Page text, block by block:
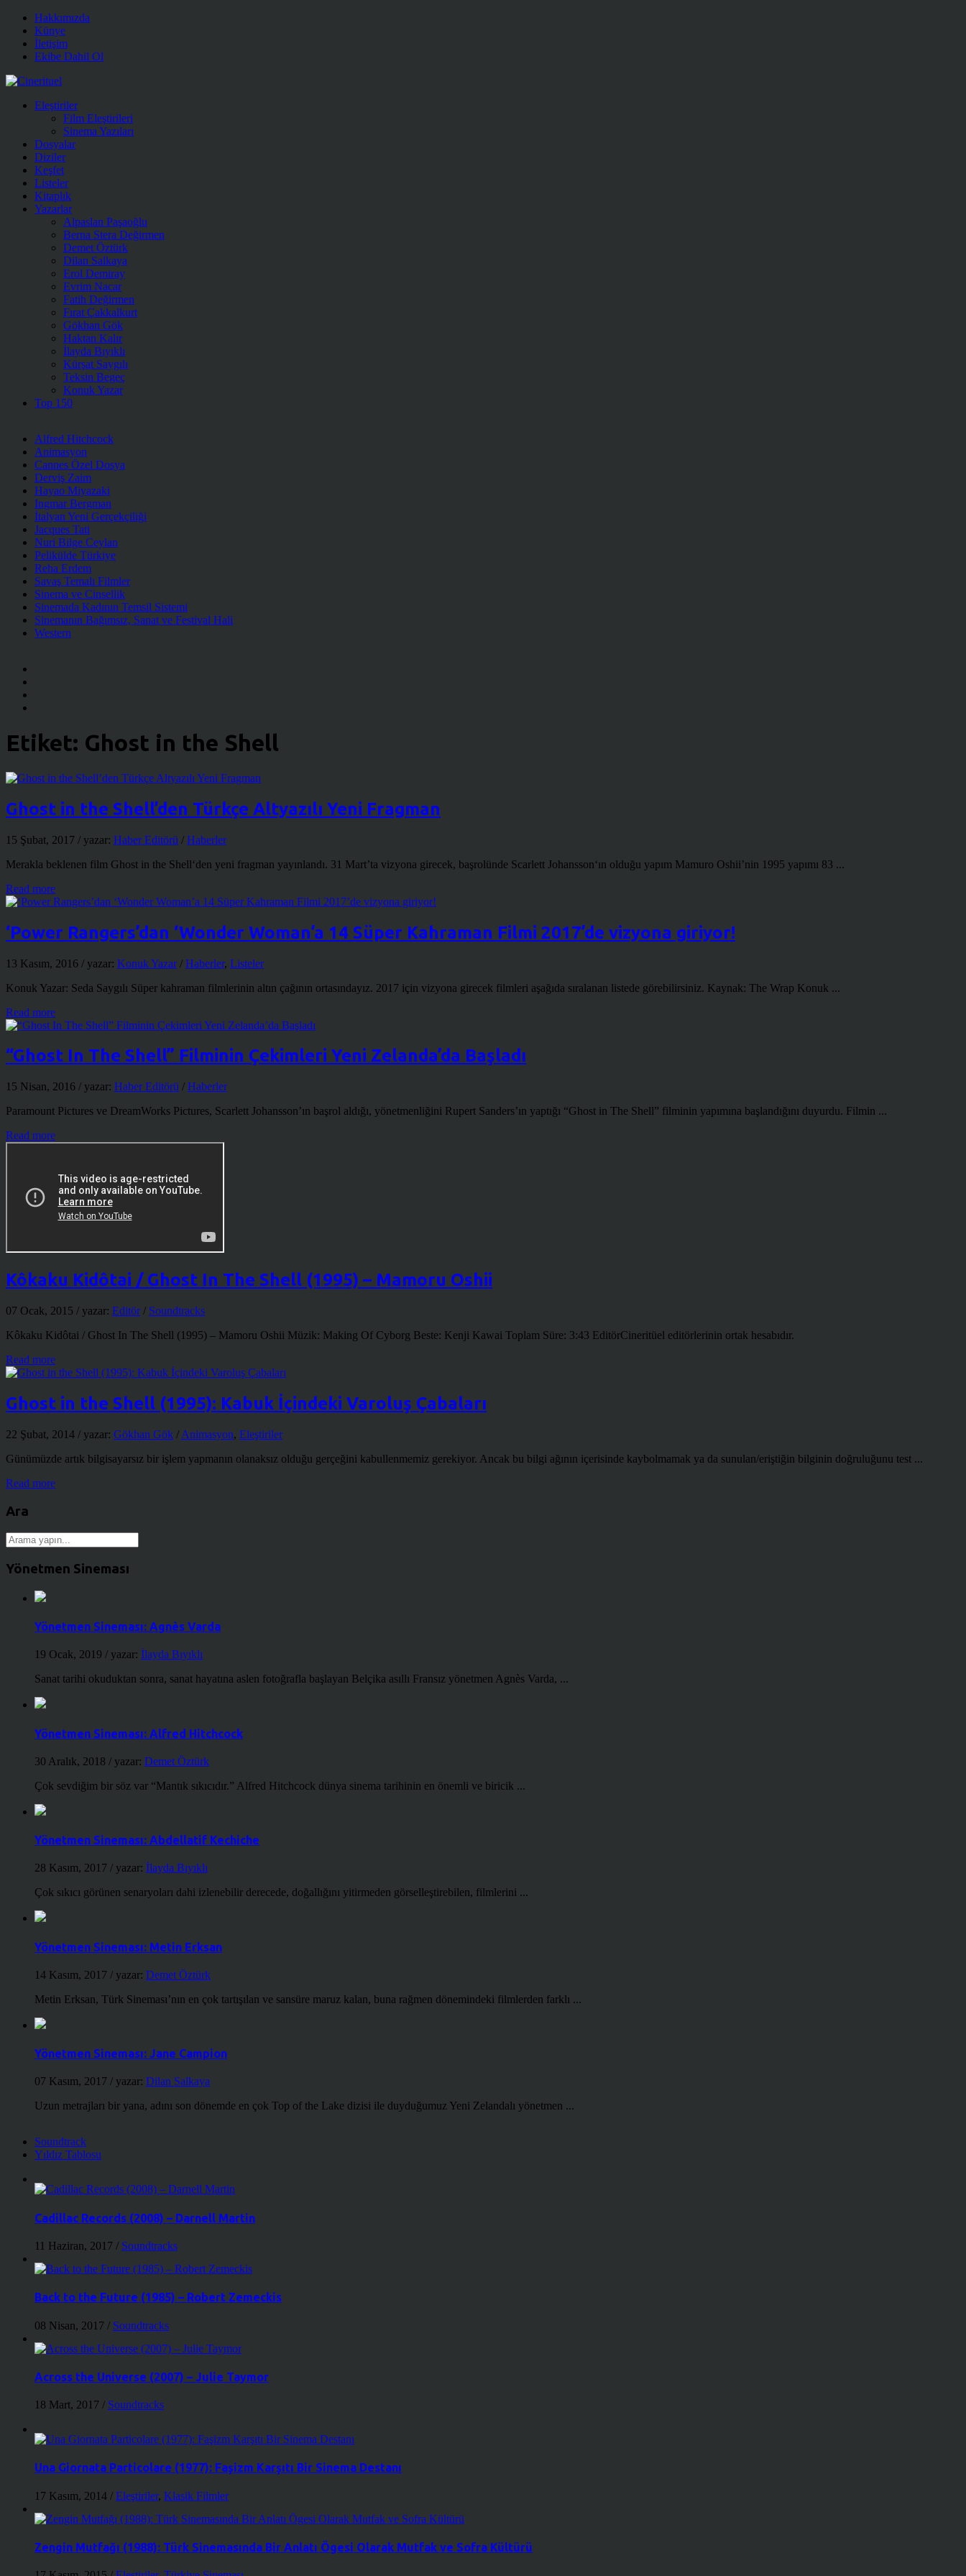
Hakkımızda
Künye
İletişim
Ekibe Dahil Ol
Eleştiriler
Film Eleştirileri
Sinema Yazıları
Dosyalar
Diziler
Keşfet
Listeler
Kitaplık
Yazarlar
Alpaslan Paşaoğlu
Berna Stera Değirmen
Demet Öztürk
Dilan Salkaya
Erol Demiray
Evrim Nacar
Fatih Değirmen
Fırat Çakkalkurt
Gökhan Gök
Haktan Kalır
İlayda Bıyıklı
Kürşat Saygılı
Teksin Begeç
Konuk Yazar
Top 150
Alfred Hitchcock
Animasyon
Cannes Özel Dosya
Derviş Zaim
Hayao Miyazaki
Ingmar Bergman
İtalyan Yeni Gerçekçiliği
Jacques Tati
Nuri Bilge Ceylan
Pelikülde Türkiye
Reha Erdem
Savaş Temalı Filmler
Sinema ve Cinsellik
Sinemada Kadının Temsil Sistemi
Sinemanın Bağımsız, Sanat ve Festival Hali
Western
Etiket: Ghost in the Shell
Ghost in the Shell’den Türkçe Altyazılı Yeni Fragman
15 Şubat, 2017 / yazar: Haber Editörü / Haberler
Merakla beklenen film Ghost in the Shell‘den yeni fragman yayınlandı. 31 Mart’ta vizyona girecek, başrolünde Scarlett Johansson‘ın olduğu yapım Mamuro Oshii’nin 1995 yapımı 83 ...
Read more
‘Power Rangers’dan ‘Wonder Woman’a 14 Süper Kahraman Filmi 2017’de vizyona giriyor!
13 Kasım, 2016 / yazar: Konuk Yazar/ Haberler, Listeler
Konuk Yazar: Seda Saygılı Süper kahraman filmlerinin altın çağının ortasındayız. 2017 için vizyona girecek filmleri aşağıda sıralanan listede görebilirsiniz. Kaynak: The Wrap Konuk ...
Read more
“Ghost In The Shell” Filminin Çekimleri Yeni Zelanda’da Başladı
15 Nisan, 2016 / yazar: Haber Editörü / Haberler
Paramount Pictures ve DreamWorks Pictures, Scarlett Johansson’ın başrol aldığı, yönetmenliğini Rupert Sanders’ın yaptığı “Ghost in The Shell” filminin yapımına başlandığını duyurdu. Filmin ...
Read more
Kôkaku Kidôtai / Ghost In The Shell (1995) – Mamoru Oshii
07 Ocak, 2015 / yazar: Editör/ Soundtracks
Kôkaku Kidôtai / Ghost In The Shell (1995) – Mamoru Oshii Müzik: Making Of Cyborg Beste: Kenji Kawai Toplam Süre: 3:43 EditörCineritüel editörlerinin ortak hesabıdır.
Read more
Ghost in the Shell (1995): Kabuk İçindeki Varoluş Çabaları
22 Şubat, 2014 / yazar: Gökhan Gök / Animasyon, Eleştiriler
Günümüzde artık bilgisayarsız bir işlem yapmanın olanaksız olduğu gerçeğini kabullenmemiz gerekiyor. Ancak bu bilgi ağının içerisinde kaybolmamak ya da sunulan/eriştiğin bilginin doğruluğunu test ...
Read more
Ara
Yönetmen Sineması
Yönetmen Sineması: Agnès Varda
19 Ocak, 2019 / yazar: İlayda Bıyıklı
Sanat tarihi okuduktan sonra, sanat hayatına aslen fotoğrafla başlayan Belçika asıllı Fransız yönetmen Agnès Varda, ...
Yönetmen Sineması: Alfred Hitchcock
30 Aralık, 2018 / yazar: Demet Öztürk
Çok sevdiğim bir söz var “Mantık sıkıcıdır.” Alfred Hitchcock dünya sinema tarihinin en önemli ve biricik ...
Yönetmen Sineması: Abdellatif Kechiche
28 Kasım, 2017 / yazar: İlayda Bıyıklı
Çok sıkıcı görünen senaryoları dahi izlenebilir derecede, doğallığını yitirmeden görselleştirebilen, filmlerini ...
Yönetmen Sineması: Metin Erksan
14 Kasım, 2017 / yazar: Demet Öztürk
Metin Erksan, Türk Sineması’nın en çok tartışılan ve sansüre maruz kalan, buna rağmen dönemindeki filmlerden farklı ...
Yönetmen Sineması: Jane Campion
07 Kasım, 2017 / yazar: Dilan Salkaya
Uzun metrajları bir yana, adını son dönemde en çok Top of the Lake dizisi ile duyduğumuz Yeni Zelandalı yönetmen ...
Soundtrack
Yıldız Tablosu
Cadillac Records (2008) – Darnell Martin
11 Haziran, 2017 / Soundtracks
Back to the Future (1985) – Robert Zemeckis
08 Nisan, 2017 / Soundtracks
Across the Universe (2007) – Julie Taymor
18 Mart, 2017 / Soundtracks
Una Giornata Particolare (1977): Faşizm Karşıtı Bir Sinema Destanı
17 Kasım, 2014 / Eleştiriler, Klasik Filmler
Zengin Mutfağı (1988): Türk Sinemasında Bir Anlatı Ögesi Olarak Mutfak ve Sofra Kültürü